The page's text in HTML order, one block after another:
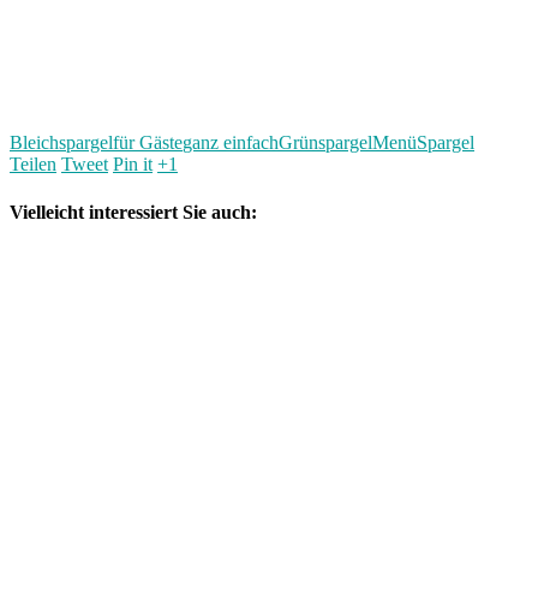
Bleichspargelfür Gästeganz einfachGrünspargelMenüSpargel
Teilen Tweet Pin it +1
Vielleicht interessiert Sie auch: